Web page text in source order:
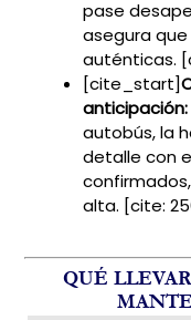
pase
asegura
auténticas.
[cite_start]
anticipación:
autobús, la
detalle con
alta. [cite:
QUÉ